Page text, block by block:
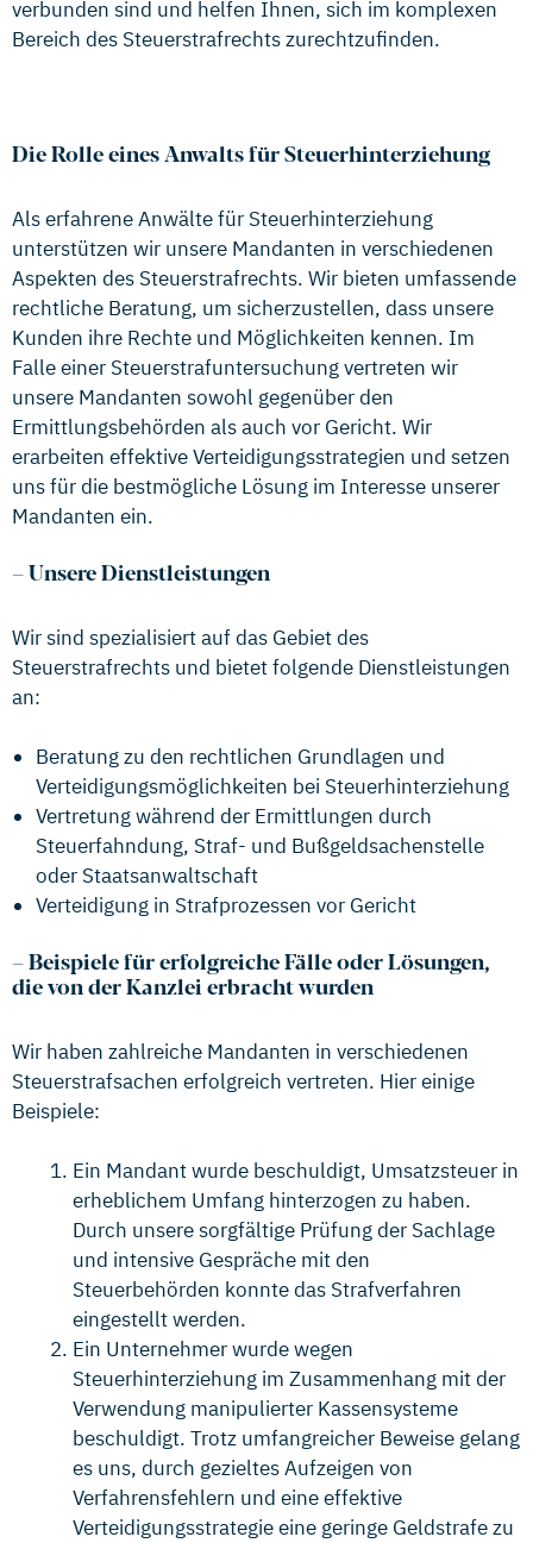
verbunden sind und helfen Ihnen, sich im komplexen
Bereich des Steuerstrafrechts zurechtzufinden.
Die Rolle eines Anwalts für Steuerhinterziehung
Als erfahrene Anwälte für Steuerhinterziehung
unterstützen wir unsere Mandanten in verschiedenen
Aspekten des Steuerstrafrechts. Wir bieten umfassende
rechtliche Beratung, um sicherzustellen, dass unsere
Kunden ihre Rechte und Möglichkeiten kennen. Im
Falle einer Steuerstrafuntersuchung vertreten wir
unsere Mandanten sowohl gegenüber den
Ermittlungsbehörden als auch vor Gericht. Wir
erarbeiten effektive Verteidigungsstrategien und setzen
uns für die bestmögliche Lösung im Interesse unserer
Mandanten ein.
– Unsere Dienstleistungen
Wir sind spezialisiert auf das Gebiet des
Steuerstrafrechts und bietet folgende Dienstleistungen
an:
Beratung zu den rechtlichen Grundlagen und
Verteidigungsmöglichkeiten bei Steuerhinterziehung
Vertretung während der Ermittlungen durch
Steuerfahndung, Straf- und Bußgeldsachenstelle
oder Staatsanwaltschaft
Verteidigung in Strafprozessen vor Gericht
– Beispiele für erfolgreiche Fälle oder Lösungen,
die von der Kanzlei erbracht wurden
Wir haben zahlreiche Mandanten in verschiedenen
Steuerstrafsachen erfolgreich vertreten. Hier einige
Beispiele:
Ein Mandant wurde beschuldigt, Umsatzsteuer in
erheblichem Umfang hinterzogen zu haben.
Durch unsere sorgfältige Prüfung der Sachlage
und intensive Gespräche mit den
Steuerbehörden konnte das Strafverfahren
eingestellt werden.
Ein Unternehmer wurde wegen
Steuerhinterziehung im Zusammenhang mit der
Verwendung manipulierter Kassensysteme
beschuldigt. Trotz umfangreicher Beweise gelang
es uns, durch gezieltes Aufzeigen von
Verfahrensfehlern und eine effektive
Verteidigungsstrategie eine geringe Geldstrafe zu